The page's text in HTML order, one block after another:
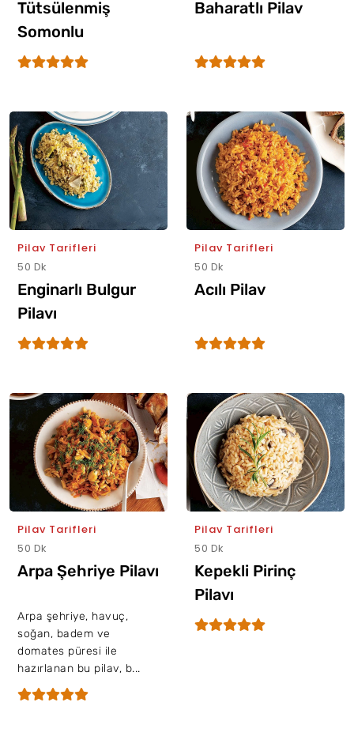
Tütsülenmiş
Somonlu
Avokadolu Kuskus
Baharatlı Pilav
Pilav Tarifleri
50 Dk
Enginarlı Bulgur
Pilavı
Pilav Tarifleri
50 Dk
Acılı Pilav
Pilav Tarifleri
50 Dk
Arpa Şehriye Pilavı
Arpa şehriye, havuç,
soğan, badem ve
domates püresi ile
hazırlanan bu pilav, b...
Pilav Tarifleri
50 Dk
Kepekli Pirinç
Pilavı